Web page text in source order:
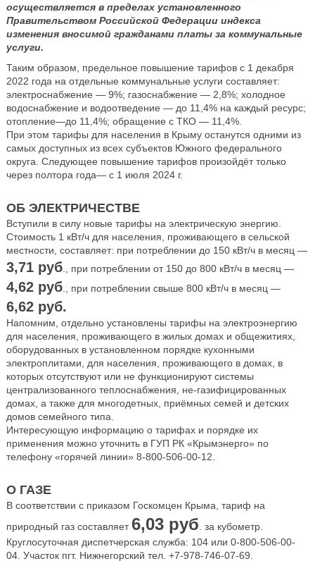
осуществляется в пределах установленного
Правительством Российской Федерации индекса
изменения вносимой гражданами платы за коммунальные
услуги.
Таким образом, предельное повышение тарифов с 1 декабря
2022 года на отдельные коммунальные услуги составляет:
электроснабжение — 9%; газоснабжение — 2,8%; холодное
водоснабжение и водоотведение — до 11,4% на каждый ресурс;
отопление—до 11,4%; обращение с ТКО — 11,4%.
При этом тарифы для населения в Крыму останутся одними из
самых доступных из всех субъектов Южного федерального
округа. Следующее повышение тарифов произойдёт только
через полтора года— с 1 июля 2024 г.
ОБ ЭЛЕКТРИЧЕСТВЕ
Вступили в силу новые тарифы на электрическую энергию.
Стоимость 1 кВт/ч для населения, проживающего в сельской
местности, составляет: при потреблении до 150 кВт/ч в месяц —
3,71 руб., при потреблении от 150 до 800 кВт/ч в месяц —
4,62 руб., при потреблении свыше 800 кВт/ч в месяц —
6,62 руб.
Напомним, отдельно установлены тарифы на электроэнергию
для населения, проживающего в жилых домах и общежитиях,
оборудованных в установленном порядке кухонными
электроплитами, для населения, проживающего в домах, в
которых отсутствуют или не функционируют системы
централизованного теплоснабжения, не-газифицированных
домах, а также для многодетных, приёмных семей и детских
домов семейного типа.
Интересующую информацию о тарифах и порядке их
применения можно уточнить в ГУП РК «Крымэнерго» по
телефону «горячей линии» 8-800-506-00-12.
О ГАЗЕ
В соответствии с приказом Госкомцен Крыма, тариф на
природный газ составляет 6,03 руб . за кубометр.
Круглосуточная диспетчерская служба: 104 или 0-800-506-00-
04. Участок пгт. Нижнегорский тел. +7-978-746-07-69.